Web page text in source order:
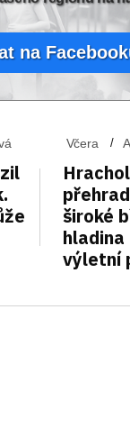
na
Včera
široké
hladina
výletní